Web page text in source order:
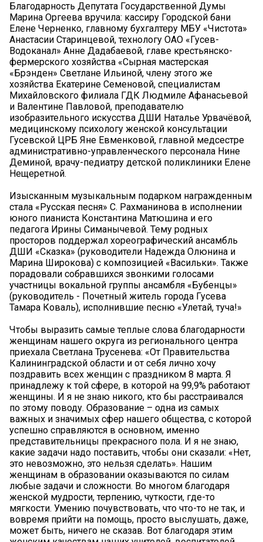
Благодарность Депутата Государственной Думы
Марина Оргеева вручила: кассиру Городской бани
Елене Черненко, главному бухгалтеру МБУ «Чистота»
Анастасии Старинцевой, технологу ОАО «Гусев-
Водоканал» Анне Дадабаевой, главе крестьянско-
фермерского хозяйства «Сырная мастерская
«Брэнден» Светлане Ильиной, члену этого же
хозяйства Екатерине Семеновой, специалистам
Михайловского филиала ГДК Людмиле Афанасьевой
и Валентине Павловой, преподавателю
изобразительного искусства ДШИ Наталье Урвачёвой,
медицинскому психологу женской консультации
Гусевской ЦРБ Яне Евменковой, главной медсестре
административно-управленческого персонала Нине
Деминой, врачу-педиатру детской поликлиники Елене
Нещеретной.
Изысканным музыкальным подарком награжденным
стала «Русская песня» С. Рахманинова в исполнении
юного пианиста Константина Матюшина и его
педагога Ирины Симанычевой. Тему родных
просторов поддержал хореографический ансамбль
ДШИ «Сказка» (руководители Надежда Олюнина и
Марина Широкова) с композицией «Васильки». Также
порадовали собравшихся звонкими голосами
участницы вокальной группы ансамбля «Бубенцы»
(руководитель - Почетный житель города Гусева
Тамара Коваль), исполнившие песню «Улетай, туча!»
Чтобы выразить самые теплые слова благодарности
женщинам нашего округа из регионального центра
приехала Светлана Трусенева: «От Правительства
Калининградской области и от себя лично хочу
поздравить всех женщин с праздником 8 марта. Я
принадлежу к той сфере, в которой на 99,9% работают
женщины. И я не знаю никого, кто бы расстраивался
по этому поводу. Образование – одна из самых
важных и значимых сфер нашего общества, с которой
успешно справляются в основном, именно
представительницы прекрасного пола. И я не знаю,
какие задачи надо поставить, чтобы они сказали: «Нет,
это невозможно, это нельзя сделать». Нашим
женщинам в образовании оказываются по силам
любые задачи и сложности. Во многом благодаря
женской мудрости, терпению, чуткости, где-то
мягкости. Умению почувствовать, что что-то не так, и
вовремя прийти на помощь, просто выслушать, даже,
может быть, ничего не сказав. Вот благодаря этим